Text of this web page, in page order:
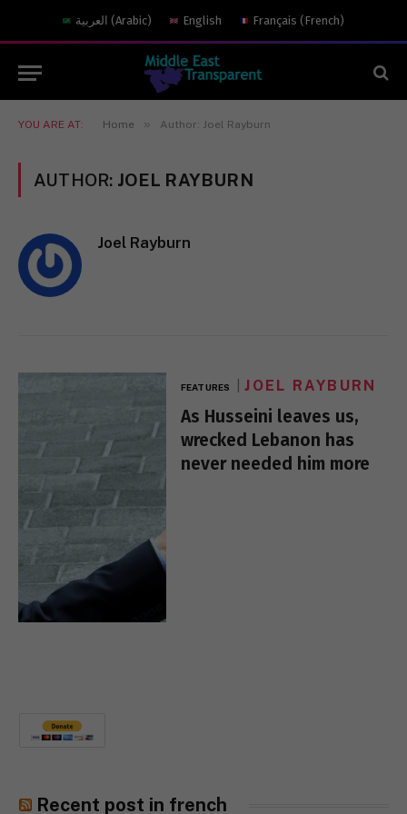
العربية (Arabic) English Français (French)
YOU ARE AT: Home » Author: Joel Rayburn
AUTHOR: JOEL RAYBURN
Joel Rayburn
FEATURES JOEL RAYBURN
As Husseini leaves us,
wrecked Lebanon has
never needed him more
Recent post in french